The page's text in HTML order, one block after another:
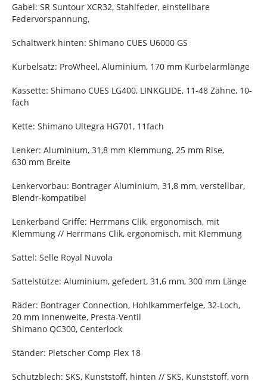
Gabel: SR Suntour XCR32, Stahlfeder, einstellbare
Federvorspannung,
Schaltwerk hinten: Shimano CUES U6000 GS
Kurbelsatz: ProWheel, Aluminium, 170 mm Kurbelarmlänge
Kassette: Shimano CUES LG400, LINKGLIDE, 11-48 Zähne, 10-
fach
Kette: Shimano Ultegra HG701, 11fach
Lenker: Aluminium, 31,8 mm Klemmung, 25 mm Rise,
630 mm Breite
Lenkervorbau: Bontrager Aluminium, 31,8 mm, verstellbar,
Blendr-kompatibel
Lenkerband Griffe: Herrmans Clik, ergonomisch, mit
Klemmung // Herrmans Clik, ergonomisch, mit Klemmung
Sattel: Selle Royal Nuvola
Sattelstütze: Aluminium, gefedert, 31,6 mm, 300 mm Länge
Räder: Bontrager Connection, Hohlkammerfelge, 32-Loch,
20 mm Innenweite, Presta-Ventil
Shimano QC300, Centerlock
Ständer: Pletscher Comp Flex 18
Schutzblech: SKS, Kunststoff, hinten // SKS, Kunststoff, vorn